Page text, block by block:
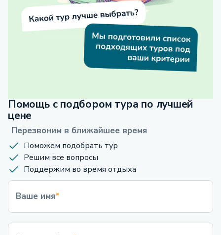
Помощь с подбором тура по лучшей
цене
Перезвоним в ближайшее время
Поможем подобрать тур
Решим все вопросы
Поддержим во время отдыха
Ваше имя*